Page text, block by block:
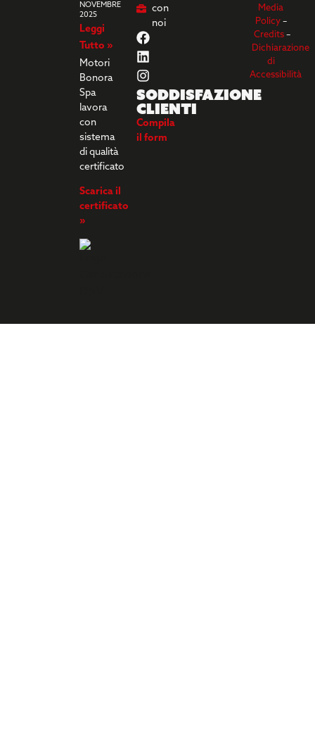
NOVEMBRE
2025
Leggi
Tutto »
Motori
Bonora
Spa
lavora
con
sistema
di qualità
certificato
Scarica il
certificato
»
con
noi
Soddisfazione
clienti
Compila
il form
Media
Policy–
Credits–
Dichiarazione
di
Accessibilità